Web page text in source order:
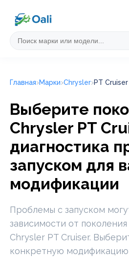
Главная Марки Chrysler PT Cruiser
Выберите
Chrysler PT
диагностика
запуском для
модификации
Проблемы с запуском
зависимости от
Chrysler PT Cruiser.
конкретную модификацию